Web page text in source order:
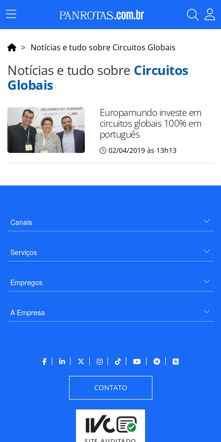
Menu
Principal
Notícias e tudo sobre Circuitos Globais
Notícias e tudo sobre Circuitos
Globais
Europamundo investe em
circuitos globais 100% em
português
02/04/2019 às 13h13
Canais
Serviços
Empregos
A Empresa
CONTATO